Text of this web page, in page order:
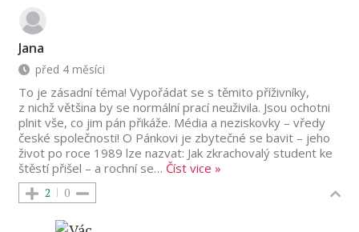
Jana
před 4 měsíci
To je zásadní téma! Vypořádat se s těmito příživníky,
z nichž většina by se normální prací neuživila. Jsou ochotni
plnit vše, co jim pán přikáže. Média a neziskovky – vředy
české společnosti! O Pánkovi je zbytečné se bavit – jeho
život po roce 1989 lze nazvat: Jak zkrachovalý student ke
štěstí přišel – a rochní se… Číst vice »
2 0